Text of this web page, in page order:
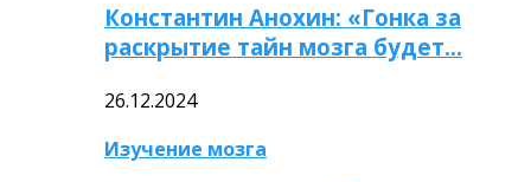
Константин Анохин: «Гонка за
раскрытие тайн мозга будет…
26.12.2024
Изучение мозга